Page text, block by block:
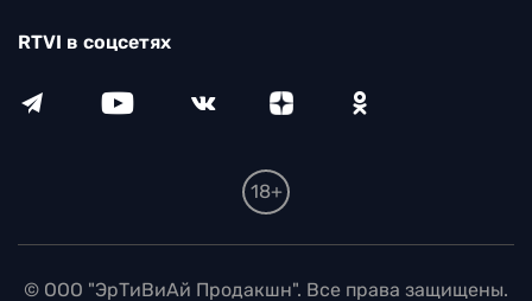
RTVI в соцсетях
18+
© ООО "ЭрТиВиАй Продакшн". Все права защищены.